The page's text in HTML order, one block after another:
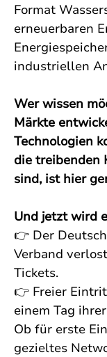
Format
erneuerbaren
industriellen
Wer wissen
Märkte
Technologien
die treibenden
sind, ist hier
Und jetzt wird
👉 Der
Verband
Tickets.
👉 Freier
einem Tag
Ob für erste
gezieltes